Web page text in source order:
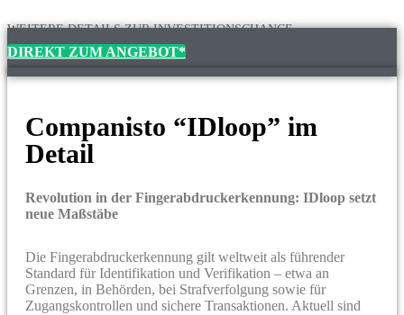
WEITERE DETAILS ZUR INVESTITIONSCHANCE
DIREKT ZUM ANGEBOT*
Companisto “IDloop” im
Detail
Revolution in der Fingerabdruckerkennung: IDloop setzt
neue Maßstäbe
Die Fingerabdruckerkennung gilt weltweit als führender
Standard für Identifikation und Verifikation – etwa an
Grenzen, in Behörden, bei Strafverfolgung sowie für
Zugangskontrollen und sichere Transaktionen. Aktuell sind